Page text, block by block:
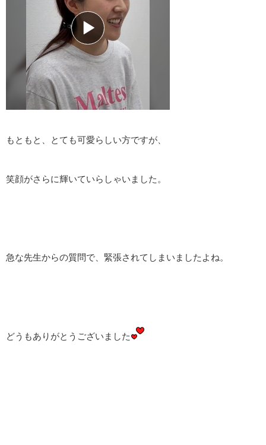
もともと、とても可愛らしい方ですが、
笑顔がさらに輝いていらしゃいました。
急な先生からの質問で、緊張されてしまいましたよね。
どうもありがとうございました